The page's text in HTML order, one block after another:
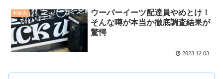
宅配系
ウーバーイーツ配達員やめとけ！
そんな噂が本当か徹底調査結果が
驚愕
2023.12.03